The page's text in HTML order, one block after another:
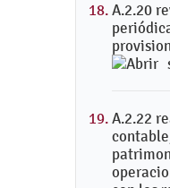
A.2.20
A.2.22